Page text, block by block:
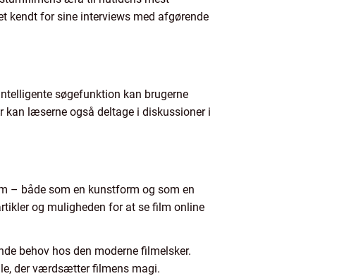
kendt for sine interviews med afgørende
søgefunktion kan brugerne
kan læserne også deltage i diskussioner i
– både som en kunstform og som en
og muligheden for at se film online
behov hos den moderne filmelsker.
der værdsætter filmens magi.